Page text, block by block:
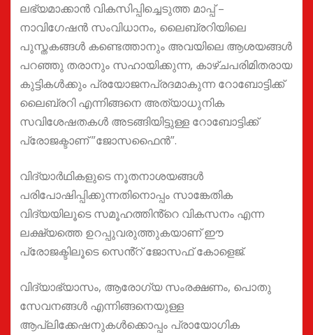
ലഭ്യമാക്കാൻ വികസിപ്പിച്ചെടുത്ത മാപ്പ് –
നാവിഗേഷൻ സംവിധാനം, ലൈബ്രറിയിലെ
പുസ്തകങ്ങൾ കണ്ടെത്താനും അവയിലെ ആശയങ്ങൾ
പറഞ്ഞു തരാനും സഹായിക്കുന്ന, കാഴ്ചപരിമിതരായ
കുട്ടികൾക്കും പ്രയോജനപ്രദമാകുന്ന റോബോട്ടിക്ക്
ലൈബ്രറി എന്നിങ്ങനെ അത്യാധുനിക
സവിശേഷതകൾ അടങ്ങിയിട്ടുള്ള റോബോട്ടിക്ക്‌
പ്രോജക്ടാണ് ”ജോസഫൈൻ”.
വിദ്യാർഥികളുടെ നൂതനാശയങ്ങൾ
പരിപോഷിപ്പിക്കുന്നതിനൊപ്പം സാങ്കേതിക
വിദ്യയിലൂടെ സമൂഹത്തിൻ്റെ വികസനം എന്ന
ലക്ഷ്യത്തെ ഉറപ്പുവരുത്തുകയാണ് ഈ
പ്രോജക്ടിലൂടെ സെൻ്റ് ജോസഫ് കോളെജ്.
വിദ്യാഭ്യാസം, ആരോഗ്യ സംരക്ഷണം, പൊതു
സേവനങ്ങൾ എന്നിങ്ങനെയുള്ള
ആപ്ലിക്കേഷനുകൾക്കൊപ്പം പ്രായോഗിക